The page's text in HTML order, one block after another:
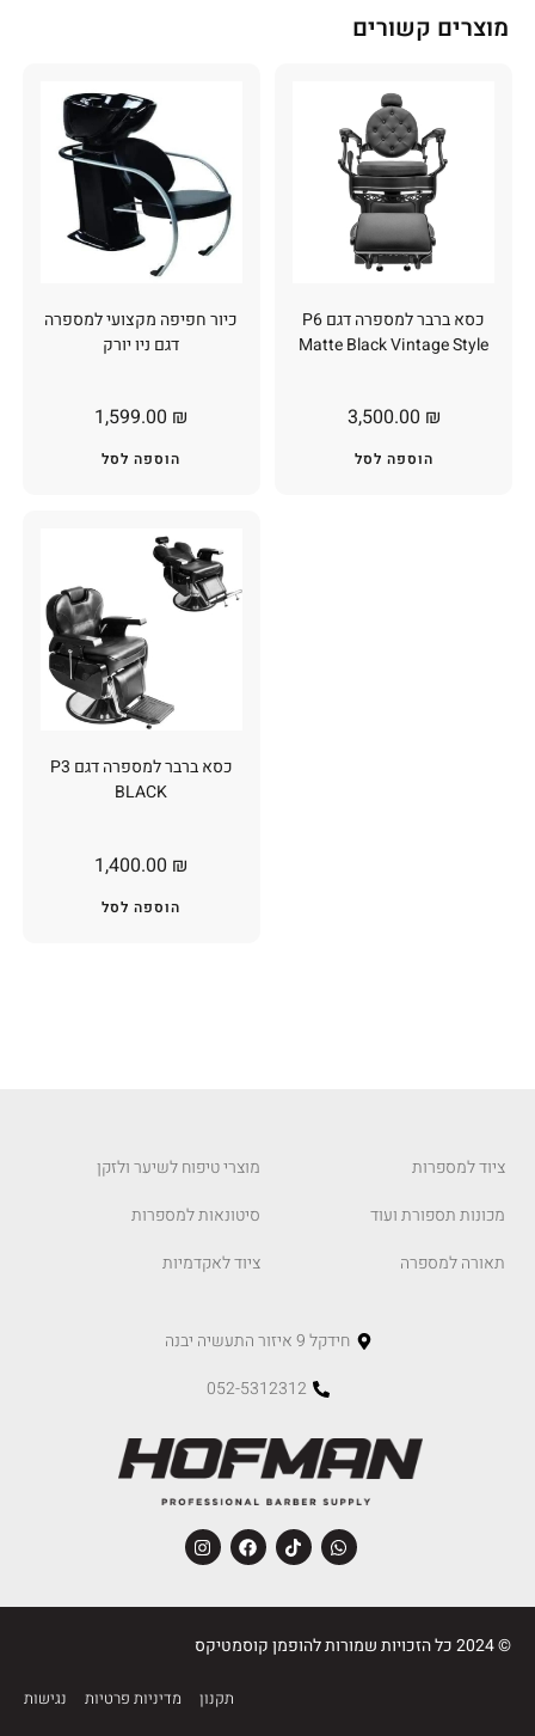
מוצרים קשורים
כיור חפיפה מקצועי למספרה
דגם ניו יורק
1,599.00 ₪
הוספה לסל
כסא ברבר למספרה דגם P6
Matte Black Vintage Style
3,500.00 ₪
הוספה לסל
כסא ברבר למספרה דגם P3
BLACK
1,400.00 ₪
הוספה לסל
ציוד למספרות
מכונות תספורת ועוד
תאורה למספרה
מוצרי טיפוח לשיער ולזקן
סיטונאות למספרות
ציוד לאקדמיות
חידקל 9 איזור התעשיה יבנה
052-5312312
© 2024 כל הזכויות שמורות להופמן קוסמטיקס
תקנון מדיניות פרטיות נגישות